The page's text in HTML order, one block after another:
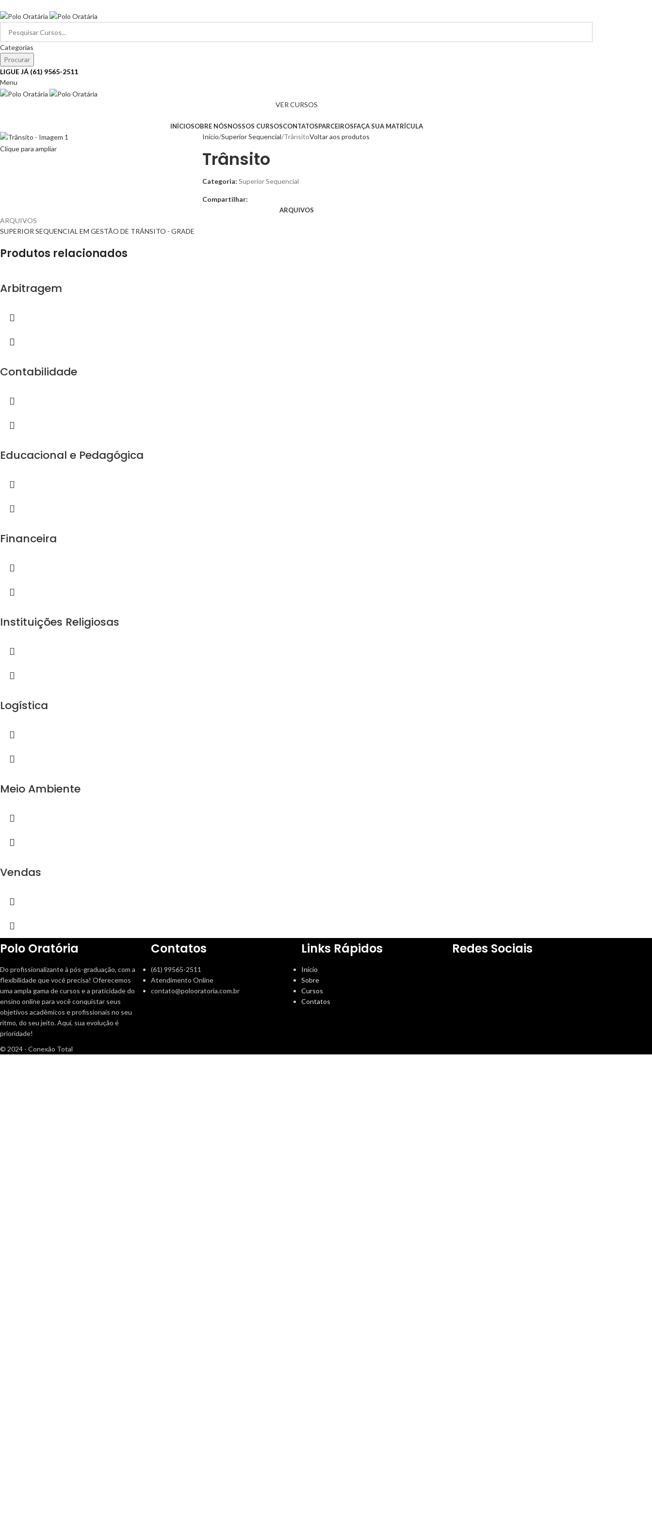
Categorias
Procurar
LIGUE JÁ (61) 9565-2511
Menu
VER CURSOS
INÍCIOSOBRE NÓSNOSSOS CURSOSCONTATOSPARCEIROSFAÇA SUA MATRÍCULA
Clique para ampliar
Início Superior Sequencial TrânsitoVoltar aos produtos
Trânsito
Categoria: Superior Sequencial
Compartilhar:
ARQUIVOS
ARQUIVOS
SUPERIOR SEQUENCIAL EM GESTÃO DE TRÂNSITO - GRADE
Produtos relacionados
Arbitragem
Contabilidade
Educacional e Pedagógica
Financeira
Instituições Religiosas
Logística
Meio Ambiente
Vendas
Polo Oratória
Do profissionalizante à pós-graduação, com a
flexibilidade que você precisa! Oferecemos
uma ampla gama de cursos e a praticidade do
ensino online para você conquistar seus
objetivos acadêmicos e profissionais no seu
ritmo, do seu jeito. Aqui, sua evolução é
prioridade!
Contatos
(61) 99565-2511
Atendimento Online
contato@polooratoria.com.br
Links Rápidos
Início
Sobre
Cursos
Contatos
Redes Sociais
© 2024 - Conexão Total